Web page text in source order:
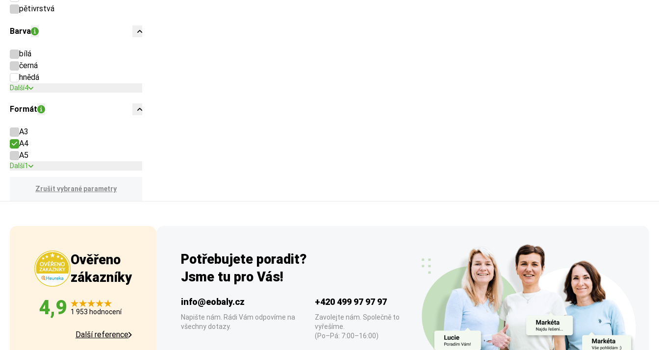
pětivrstvá
Barva
bílá
černá
hnědá
Další4
Formát
A3
A4
A5
Další1
Zrušit vybrané parametry
Ověřeno
zákazníky
4,9 1 953 hodnocení
Další reference
Potřebujete poradit?
Jsme tu pro Vás!
info@eobaly.cz
Napište nám. Rádi Vám odpovíme na
všechny dotazy.
+420 499 97 97 97
Zavolejte nám. Společně to
vyřešíme.
(Po–Pá: 7:00–16:00)